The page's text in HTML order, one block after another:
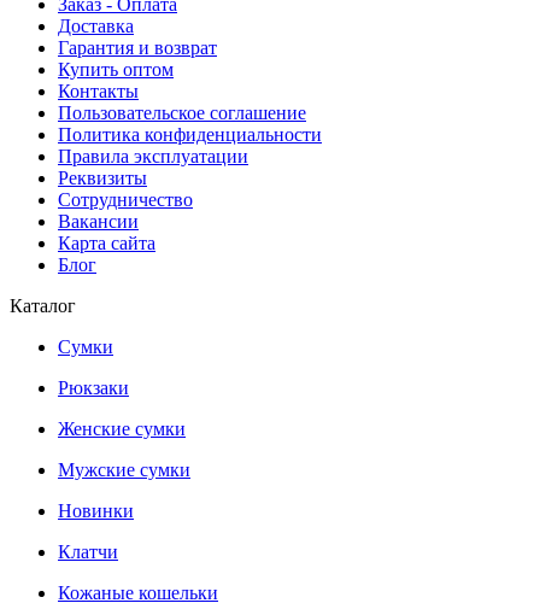
Доставка
Гарантия и возврат
Купить оптом
Контакты
Пользовательское соглашение
Политика конфиденциальности
Правила эксплуатации
Реквизиты
Сотрудничество
Вакансии
Карта сайта
Блог
Каталог
Сумки
Рюкзаки
Женские сумки
Мужские сумки
Новинки
Клатчи
Кожаные кошельки